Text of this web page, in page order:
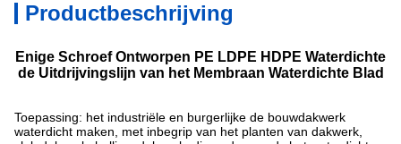
Productbeschrijving
Enige Schroef Ontworpen PE LDPE HDPE Waterdichte
de Uitdrijvingslijn van het Membraan Waterdichte Blad
Toepassing: het industriële en burgerlijke de bouwdakwerk
waterdicht maken, met inbegrip van het planten van dakwerk,